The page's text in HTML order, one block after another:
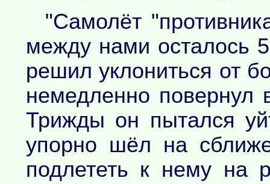
"Самолёт
между нами осталось
решил уклониться от
немедленно повернул
Трижды он пытался
упорно шёл на
подлететь к нему на